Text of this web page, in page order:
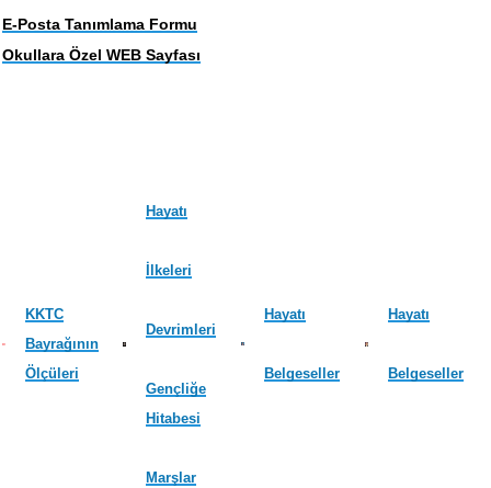
E-Posta Tanımlama Formu
Okullara Özel WEB Sayfası
KKTC
Bayrağının
Ölçüleri
Hayatı
İlkeleri
Devrimleri
Gençliğe
Hitabesi
Marşlar
Hayatı
Belgeseller
Hayatı
Belgeseller